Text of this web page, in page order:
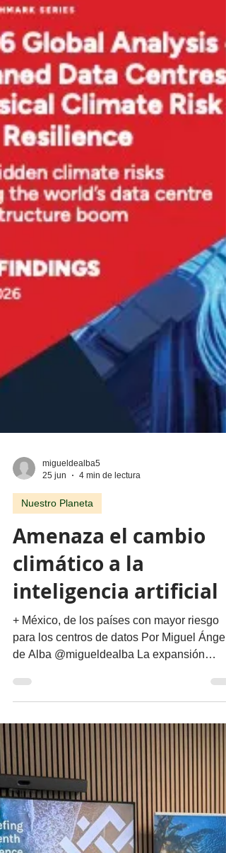
migueldealba5
25 jun
4 min de lectura
Nuestro Planeta
Amenaza el cambio
climático a la
inteligencia artificial
de Alba @migueldealba La expansión
acelerada de la infraestructura para
inteligencia artificial (IA) enfrenta una
amenaza creciente más allá del suministro
eléctrico o el consumo de agua: el cambio
climático. Un nuevo análisis internacional
advierte que México ocupa el cuarto lugar
mundial entre los países con mayor riesgo